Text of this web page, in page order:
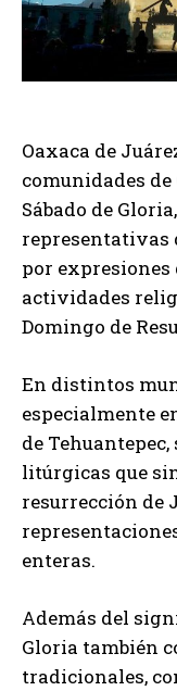
Oaxaca de
comunidades
Sábado de
representativas
por expresiones
actividades
Domingo de
En distintos
especialmente
de
litúrgicas que
resurrección de
enteras.
Además del
Gloria también
tradicionales,